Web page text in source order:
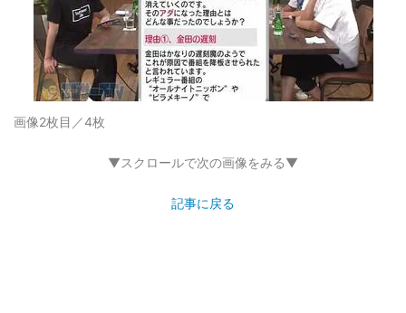
画像2枚目／4枚
▼スクロールで次の画像をみる▼
記事に戻る